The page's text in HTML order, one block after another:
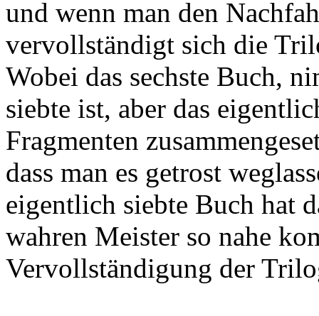
und wenn man den
vervollständigt sich die
Wobei das sechste Buch,
siebte ist, aber das
Fragmenten
dass man es getrost
eigentlich siebte Buch hat
wahren Meister so nahe
Vervollständigung der